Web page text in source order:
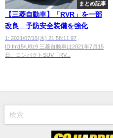
まとめ記事
【三菱自動車】「RVR」を一部
改良 予防安全装備を強化
1: 2021/07/15(木) 21:58:11.97
ID:fm15/U8z9 三菱自動車は2021年7月15
日、コンパクトSUV「RV...